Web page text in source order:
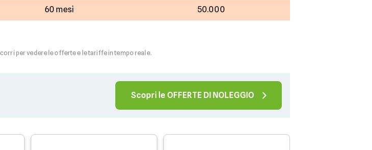
60 mesi 50.000
per vedere le offerte e le tariffe in tempo reale.
Scopri le OFFERTE DI NOLEGGIO